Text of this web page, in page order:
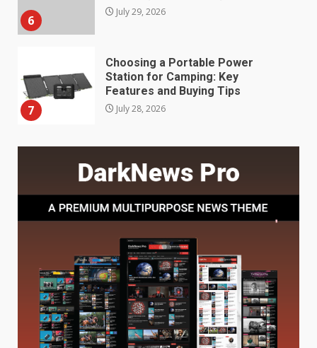
6
July 29, 2026
7
Choosing a Portable Power
Station for Camping: Key
Features and Buying Tips
July 28, 2026
1
Baking Soda Trick for Weight
Loss: The Truthful Guide to
Understanding Its Benefits and
August 4, 2026
Digital Product Passport
Consultants Ranked for Tech
August 3, 2026
Hahanews: A Complete Feature
Review for an Improved and